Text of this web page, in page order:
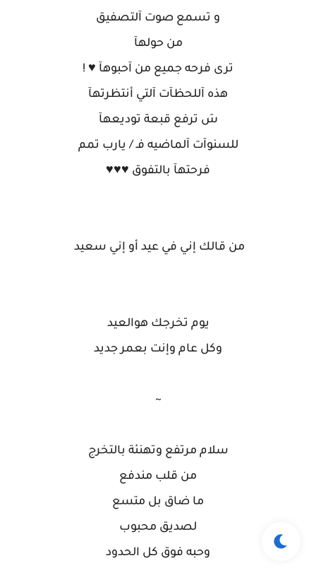
و تسمع صوت آلتصفيق
من حولهآ
ترى فرحه جميع من آحبوهآ ♥ !
هذه آللحظآت آلتي أنتظرتهآ
سَ ترفع قبعة توديعهآ
للسنوآت آلماضيه فـ / يارب تمم
فرحتهآ بالتفوق ♥♥♥
من قالك إني في عيد أو إني سعيد
يوم تخرجك هوالعيد
وكل عام وإنت بعمر جديد
~
سلام مرتفع وتهنئة بالتخرج
من قلب مندفع
ما ضاق بل متسع
لصديق محبوب
وحبه فوق كل الحدود